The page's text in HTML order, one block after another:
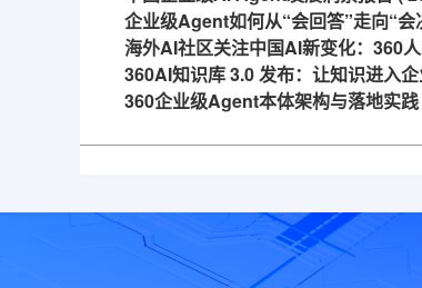
企业级Agent如何从“会回答”走向“
海外AI社区关注中国AI新变化：360
360AI知识库 3.0 发布：让知识进入
360企业级Agent本体架构与落地实践